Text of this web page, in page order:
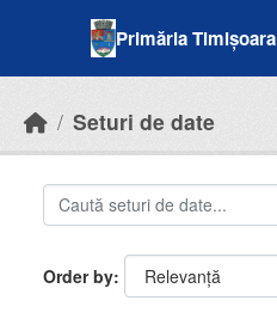
Primăria Timișoara
Seturi de date
Order by